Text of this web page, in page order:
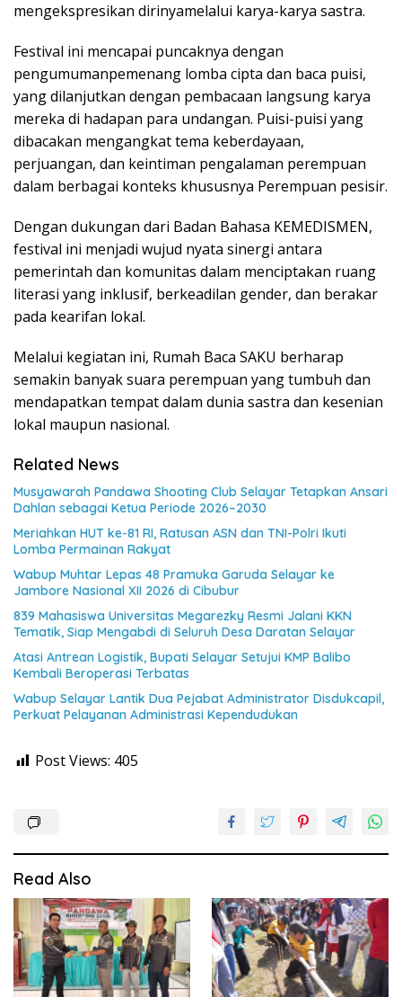
mengekspresikan dirinyamelalui karya-karya sastra.
Festival ini mencapai puncaknya dengan
pengumumanpemenang lomba cipta dan baca puisi,
yang dilanjutkan dengan pembacaan langsung karya
mereka di hadapan para undangan. Puisi-puisi yang
dibacakan mengangkat tema keberdayaan,
perjuangan, dan keintiman pengalaman perempuan
dalam berbagai konteks khususnya Perempuan pesisir.
Dengan dukungan dari Badan Bahasa KEMEDISMEN,
festival ini menjadi wujud nyata sinergi antara
pemerintah dan komunitas dalam menciptakan ruang
literasi yang inklusif, berkeadilan gender, dan berakar
pada kearifan lokal.
Melalui kegiatan ini, Rumah Baca SAKU berharap
semakin banyak suara perempuan yang tumbuh dan
mendapatkan tempat dalam dunia sastra dan kesenian
lokal maupun nasional.
Related News
Musyawarah Pandawa Shooting Club Selayar Tetapkan Ansari
Dahlan sebagai Ketua Periode 2026–2030
Meriahkan HUT ke-81 RI, Ratusan ASN dan TNI-Polri Ikuti
Lomba Permainan Rakyat
Wabup Muhtar Lepas 48 Pramuka Garuda Selayar ke
Jambore Nasional XII 2026 di Cibubur
839 Mahasiswa Universitas Megarezky Resmi Jalani KKN
Tematik, Siap Mengabdi di Seluruh Desa Daratan Selayar
Atasi Antrean Logistik, Bupati Selayar Setujui KMP Balibo
Kembali Beroperasi Terbatas
Wabup Selayar Lantik Dua Pejabat Administrator Disdukcapil,
Perkuat Pelayanan Administrasi Kependudukan
Post Views: 405
Read Also